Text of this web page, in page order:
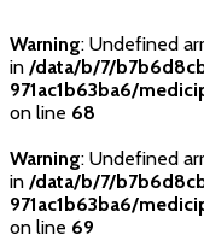
Warning: Undefined
in /data/b/7/
971ac1b63ba6/
on line 68
Warning: Undefined
in /data/b/7/
971ac1b63ba6/
on line 69